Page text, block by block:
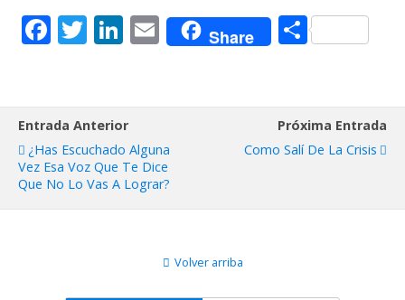
F
b
o
o
k
T
er
Li
e
dI
n
E
m
l
Share C
p
ar
r
Entrada Anterior
¿Has Escuchado Alguna
Vez Esa Voz Que Te Dice
Que No Lo Vas A Lograr?
Próxima Entrada
Como Salí De La Crisis
Volver arriba